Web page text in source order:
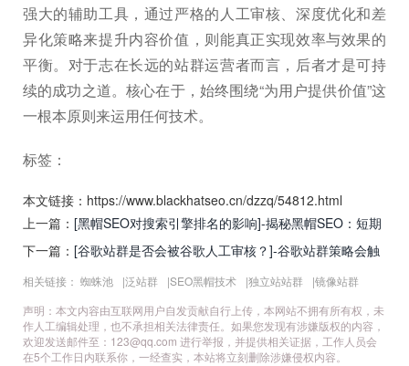
强大的辅助工具，通过严格的人工审核、深度优化和差
异化策略来提升内容价值，则能真正实现效率与效果的
平衡。对于志在长远的站群运营者而言，后者才是可持
续的成功之道。核心在于，始终围绕“为用户提供价值”这
一根本原则来运用任何技术。
标签：
本文链接：https://www.blackhatseo.cn/dzzq/54812.html
上一篇： [黑帽SEO对搜索引擎排名的影响]-揭秘黑帽SEO：短期
收益与长期风险的博弈
下一篇： [谷歌站群是否会被谷歌人工审核？]-谷歌站群策略会触
发人工审核吗？深度解析与合规指南
相关链接： 蜘蛛池 |泛站群 |SEO黑帽技术 |独立站站群 |镜像站群
声明：本文内容由互联网用户自发贡献自行上传，本网站不拥有所有权，未
作人工编辑处理，也不承担相关法律责任。如果您发现有涉嫌版权的内容，
欢迎发送邮件至： 123@qq.com 进行举报，并提供相关证据，工作人员会
在5个工作日内联系你，一经查实，本站将立刻删除涉嫌侵权内容。